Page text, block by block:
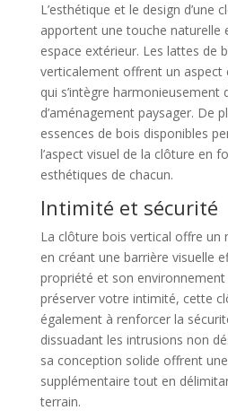
L’esthétique et le design d’une
apportent une touche naturelle
espace extérieur. Les lattes de
verticalement offrent un aspect
qui s’intègre harmonieusement
d’aménagement paysager. De
essences de bois disponibles
l’aspect visuel de la clôture en
esthétiques de chacun.
Intimité et sécurité
La clôture bois vertical offre un
en créant une barrière visuelle
propriété et son environnement
préserver votre intimité, cette
également à renforcer la
dissuadant les intrusions non
sa conception solide offrent
supplémentaire tout en
terrain.